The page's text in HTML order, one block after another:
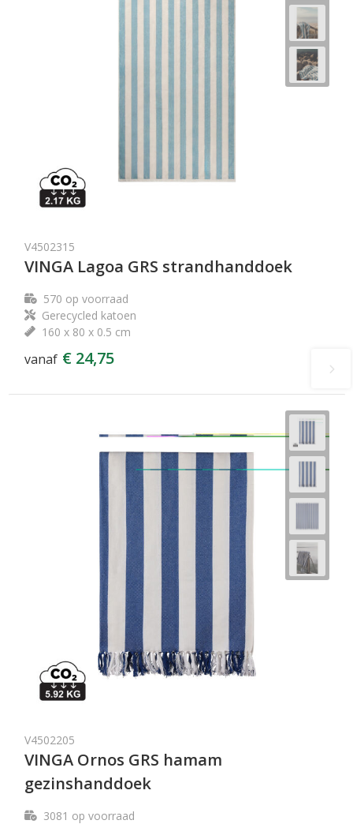
V4502315
VINGA Lagoa GRS strandhanddoek
570 op voorraad
Gerecycled katoen
160 x 80 x 0.5 cm
vanaf € 24,75
V4502205
VINGA Ornos GRS hamam
gezinshanddoek
3081 op voorraad